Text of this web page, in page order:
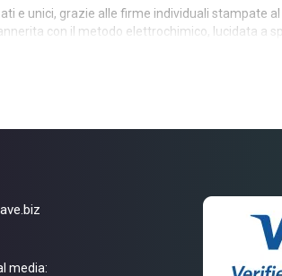
e unici, grazie alle firme individuali stampate
con il metodo elettrochimico, lucidata a
tasca. Tutte le parti di questi accessori sono
un minileiku in metallo da riempire
media: